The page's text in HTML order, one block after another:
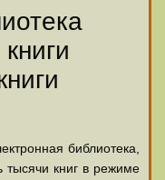
библиотека,
тысячи книг в режиме